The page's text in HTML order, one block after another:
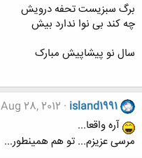
برگ سبزیست تحفه درویش
چه کند بی نوا ندارد بیش
سال نو پیشاپیش مبارک
island1991
Aug 28, 2012
آره واقعا...
مرسی عزیزم... تو هم همینطور...